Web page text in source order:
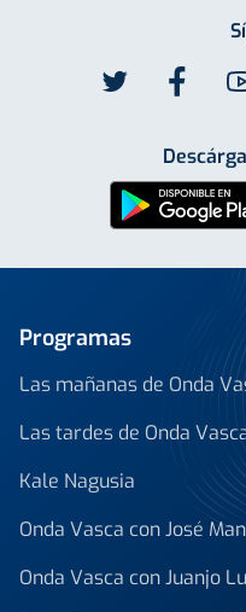
Programas
Las mañanas de Onda
Las tardes de Onda
Kale Nagusia
Onda Vasca con José
Onda Vasca con Juanjo